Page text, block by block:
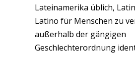
Lateinamerika üblich,
Latino für Menschen zu
außerhalb der gängigen
Geschlechterordnung